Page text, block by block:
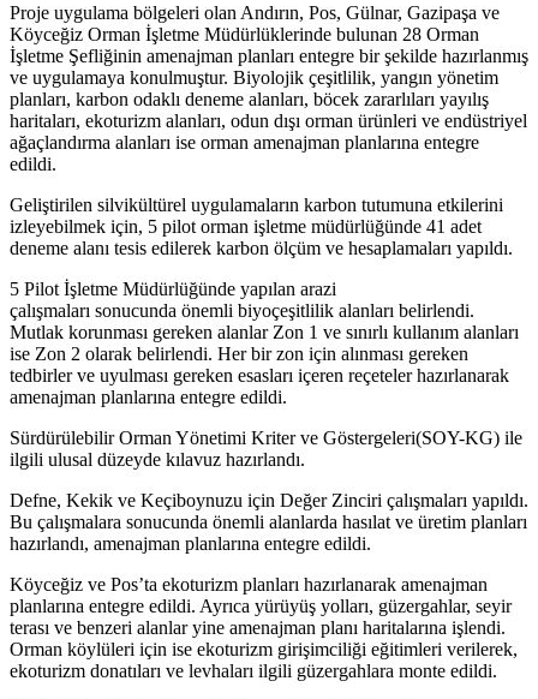
Proje uygulama bölgeleri olan Andırın, Pos, Gülnar, Gazipaşa ve
Köyceğiz Orman İşletme Müdürlüklerinde bulunan 28 Orman
İşletme Şefliğinin amenajman planları entegre bir şekilde hazırlanmış
ve uygulamaya konulmuştur. Biyolojik çeşitlilik, yangın yönetim
planları, karbon odaklı deneme alanları, böcek zararlıları yayılış
haritaları, ekoturizm alanları, odun dışı orman ürünleri ve endüstriyel
ağaçlandırma alanları ise orman amenajman planlarına entegre
edildi.
Geliştirilen silvikültürel uygulamaların karbon tutumuna etkilerini
izleyebilmek için, 5 pilot orman işletme müdürlüğünde 41 adet
deneme alanı tesis edilerek karbon ölçüm ve hesaplamaları yapıldı.
5 Pilot İşletme Müdürlüğünde yapılan arazi
çalışmaları sonucunda önemli biyoçeşitlilik alanları belirlendi.
Mutlak korunması gereken alanlar Zon 1 ve sınırlı kullanım alanları
ise Zon 2 olarak belirlendi. Her bir zon için alınması gereken
tedbirler ve uyulması gereken esasları içeren reçeteler hazırlanarak
amenajman planlarına entegre edildi.
Sürdürülebilir Orman Yönetimi Kriter ve Göstergeleri(SOY-KG) ile
ilgili ulusal düzeyde kılavuz hazırlandı.
Defne, Kekik ve Keçiboynuzu için Değer Zinciri çalışmaları yapıldı.
Bu çalışmalara sonucunda önemli alanlarda hasılat ve üretim planları
hazırlandı, amenajman planlarına entegre edildi.
Köyceğiz ve Pos’ta ekoturizm planları hazırlanarak amenajman
planlarına entegre edildi. Ayrıca yürüyüş yolları, güzergahlar, seyir
terası ve benzeri alanlar yine amenajman planı haritalarına işlendi.
Orman köylüleri için ise ekoturizm girişimciliği eğitimleri verilerek,
ekoturizm donatıları ve levhaları ilgili güzergahlara monte edildi.